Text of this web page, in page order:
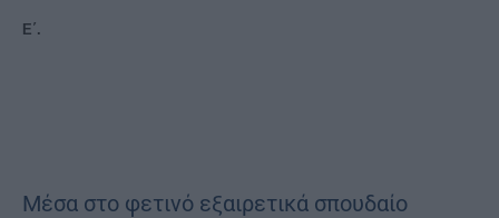
Ε΄.
Μέσα στο φετινό εξαιρετικά σπουδαίο